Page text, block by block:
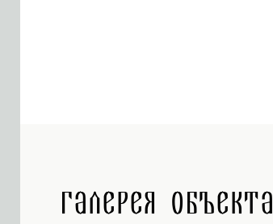
Галерея объекта